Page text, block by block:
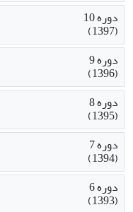
دوره 10
(1397)
دوره 9
(1396)
دوره 8
(1395)
دوره 7
(1394)
دوره 6
(1393)